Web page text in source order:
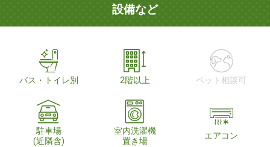
設備など
バス・トイレ別 2階以上 ペット相談可
駐車場
(近隣含)
室内洗濯機
置き場
エアコン